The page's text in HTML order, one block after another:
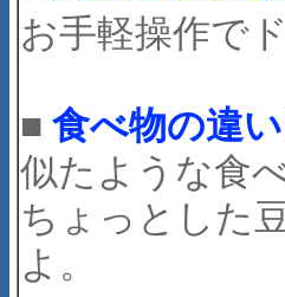
お手軽操作で
■ 食べ物の違
似たような食
ちょっとした
よ。